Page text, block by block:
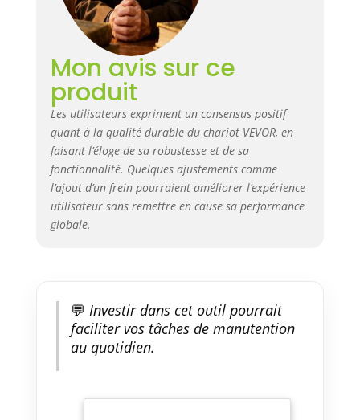
un transport facile et peut se
connecter à des véhicules
comme des tracteurs ou des
tondeuses à gazon pour un
remorquage efficace sur de
longues distances. Que vous
effectuiez des tâches de
jardinage ou que vous déplaciez
des marchandises dans de
grandes fermes et pelouses, ce
chariot à benne basculante est
polyvalent et pratique. Grande
jardin inégal ou sur des pentes
herbeuses, assurant un
transport en douceur. Transport
sûr : la housse en maille et le
chariot à benne basculante est
Mon avis sur ce
produit
Les utilisateurs expriment un consensus positif
quant à la qualité durable du chariot VEVOR, en
faisant l’éloge de sa robustesse et de sa
fonctionnalité. Quelques ajustements comme
l’ajout d’un frein pourraient améliorer l’expérience
utilisateur sans remettre en cause sa performance
globale.
💬 Investir dans cet outil pourrait
faciliter vos tâches de manutention
au quotidien.